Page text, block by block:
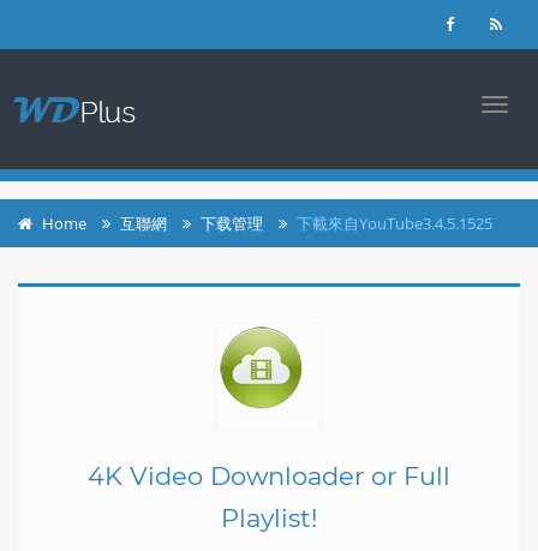
Home 互聯網 下载管理 下載來自YouTube3.4.5.1525
4K Video Downloader or Full
Playlist!